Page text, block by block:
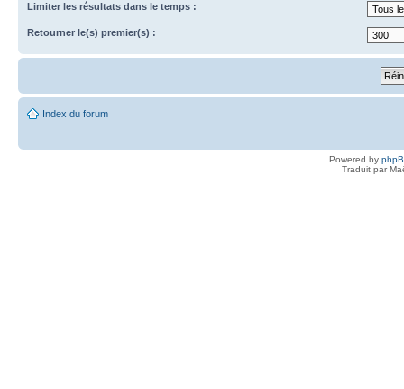
Limiter les résultats dans le temps :
Retourner le(s) premier(s) :
Index du forum
Powered by
Traduit par